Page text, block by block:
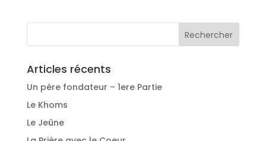
Articles récents
Un père fondateur – 1ere Partie
Le Khoms
Le Jeûne